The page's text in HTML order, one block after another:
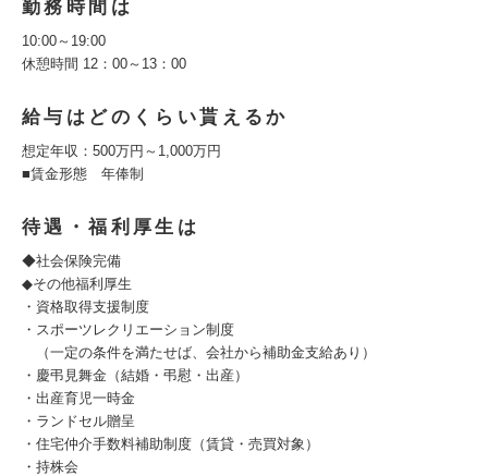
勤務時間は
10:00～19:00
休憩時間 12：00～13：00
給与はどのくらい貰えるか
想定年収：500万円～1,000万円
■賃金形態 年俸制
待遇・福利厚生は
◆社会保険完備
◆その他福利厚生
・資格取得支援制度
・スポーツレクリエーション制度
（一定の条件を満たせば、会社から補助金支給あり）
・慶弔見舞金（結婚・弔慰・出産）
・出産育児一時金
・ランドセル贈呈
・住宅仲介手数料補助制度（賃貸・売買対象）
・持株会